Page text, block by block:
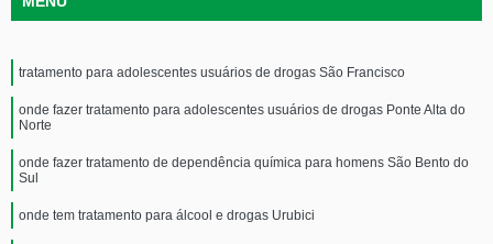
tratamento para adolescentes usuários de drogas São Francisco
onde fazer tratamento para adolescentes usuários de drogas Ponte Alta do
Norte
onde fazer tratamento de dependência química para homens São Bento do
Sul
onde tem tratamento para álcool e drogas Urubici